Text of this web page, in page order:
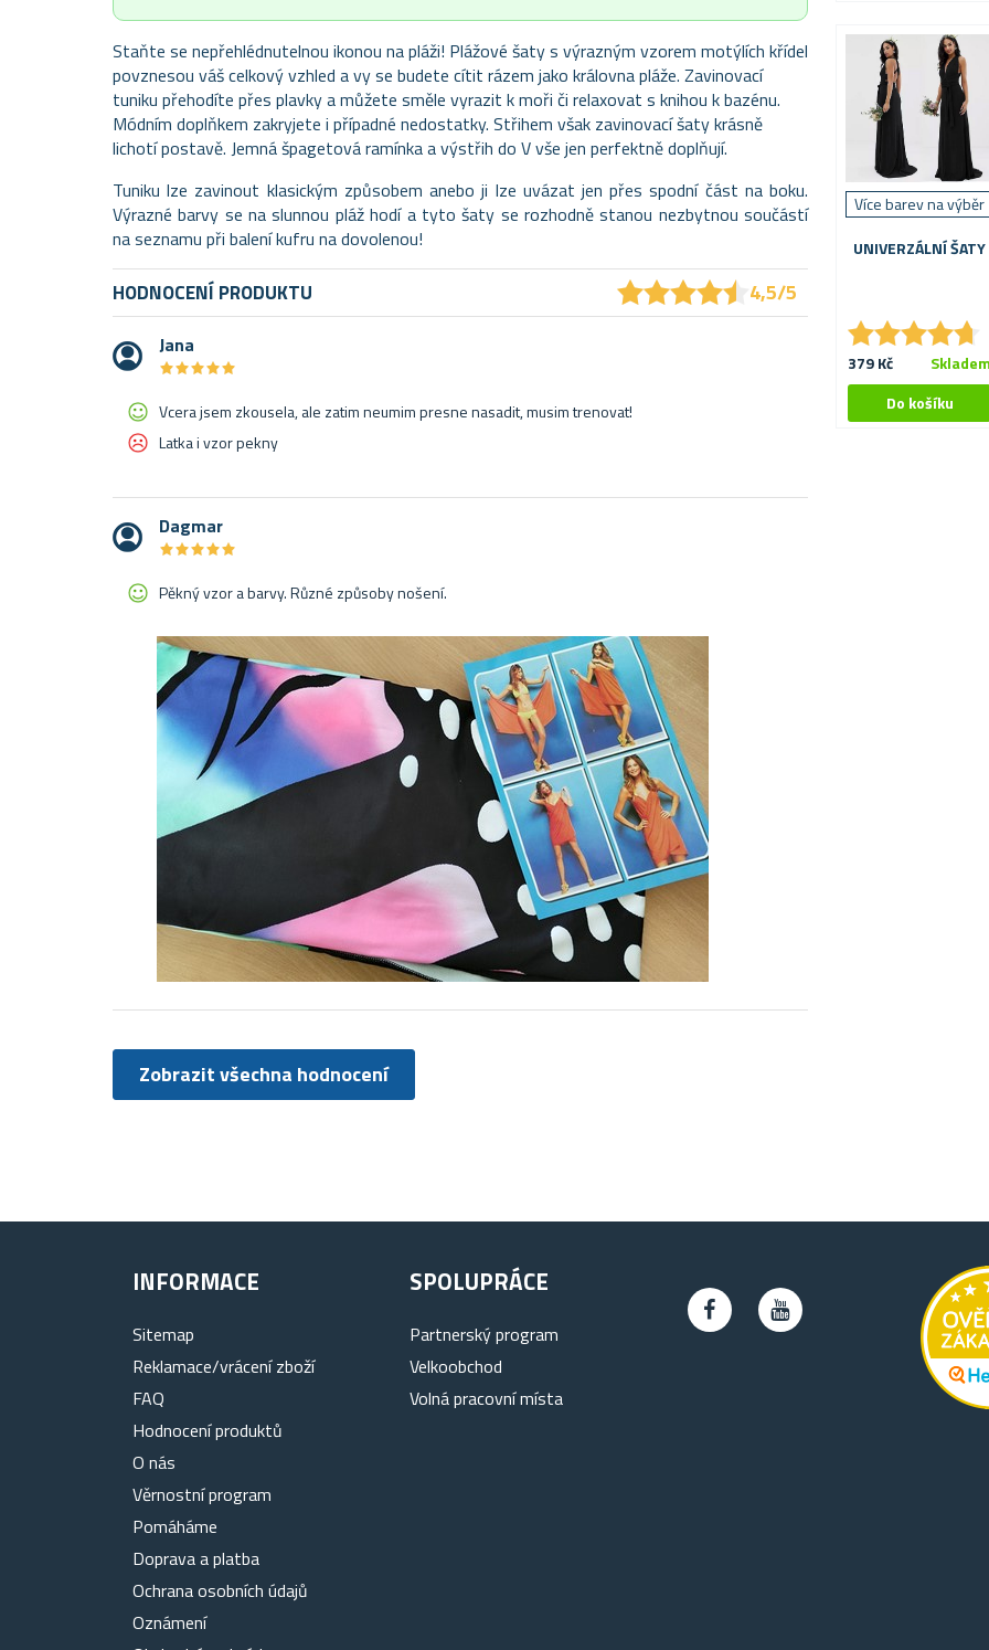
Staňte se nepřehlédnutelnou ikonou na pláži! Plážové šaty s výrazným vzorem motýlích křídel
povznesou váš celkový vzhled a vy se budete cítit rázem jako královna pláže. Zavinovací
tuniku přehodíte přes plavky a můžete směle vyrazit k moři či relaxovat s knihou k bazénu.
Módním doplňkem zakryjete i případné nedostatky. Střihem však zavinovací šaty krásně
lichotí postavě. Jemná špagetová ramínka a výstřih do V vše jen perfektně doplňují.
Tuniku lze zavinout klasickým způsobem anebo ji lze uvázat jen přes spodní část na boku.
Výrazné barvy se na slunnou pláž hodí a tyto šaty se rozhodně stanou nezbytnou součástí
na seznamu při balení kufru na dovolenou!
Více barev na výběr
UNIVERZÁLNÍ ŠATY
★★★★★
★★★★★
379 Kč
HODNOCENÍ PRODUKTU ★★★★★
★★★★★ 4,5/5
Jana
★★★★★
★★★★★
Vcera jsem zkousela, ale zatim neumim presne nasadit, musim trenovat!
Latka i vzor pekny
Dagmar
★★★★★
★★★★★
Pěkný vzor a barvy. Různé způsoby nošení.
Zobrazit všechna hodnocení
INFORMACE
Sitemap
Reklamace/vrácení zboží
FAQ
Hodnocení produktů
O nás
Věrnostní program
Pomáháme
Doprava a platba
Ochrana osobních údajů
Oznámení
SPOLUPRÁCE
Partnerský program
Velkoobchod
Volná pracovní místa